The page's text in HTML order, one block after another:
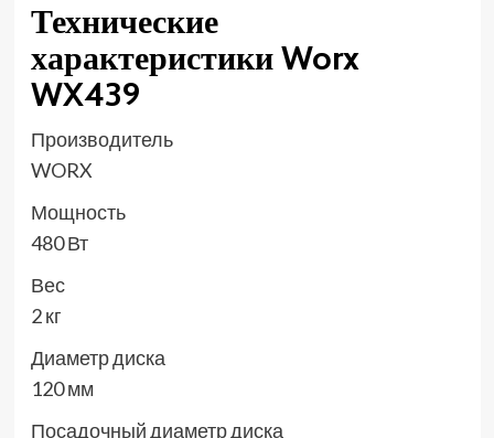
Технические
характеристики Worx
WX439
Производитель
WORX
Мощность
480 Вт
Вес
2 кг
Диаметр диска
120 мм
Посадочный диаметр диска